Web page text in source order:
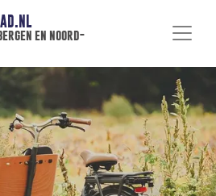
en noord-